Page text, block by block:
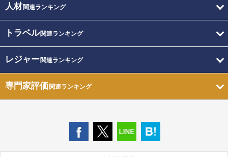
人材関連ランキング
トラベル関連ランキング
レジャー関連ランキング
専門家評価関連ランキング